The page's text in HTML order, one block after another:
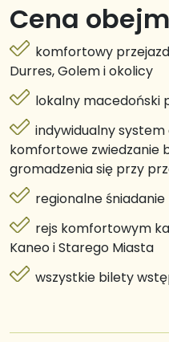
Cena
komfortowy
Durres, Golem i okolicy
lokalny macedoński
indywidualny
komfortowe zwiedzanie
gromadzenia się przy
regionalne
rejs komfortowym
Kaneo i Starego Miasta
wszystkie bilety